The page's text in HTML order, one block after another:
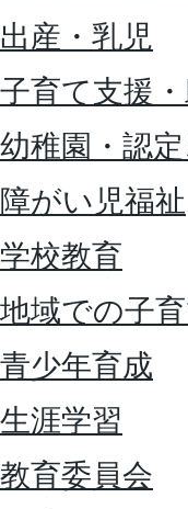
出産・乳児
子育て支援
幼稚園・認
障がい児福祉
学校教育
地域での子
青少年育成
生涯学習
教育委員会